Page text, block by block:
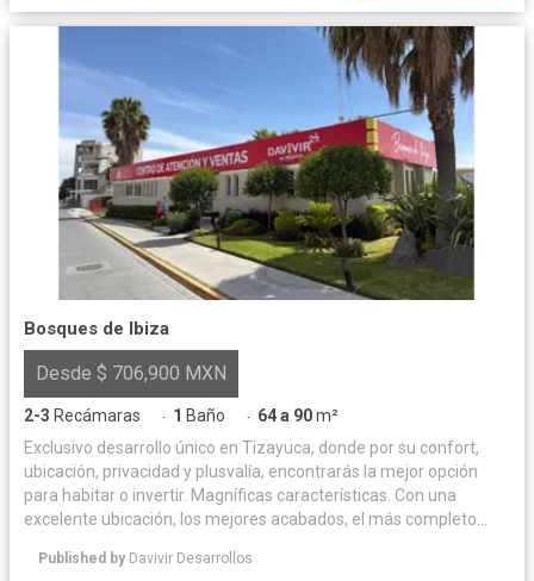
Bosques de Ibiza
Desde $ 706,900 MXN
2-3 Recámaras · 1 Baño · 64 a 90m²
Exclusivo desarrollo único en Tizayuca, donde por su confort,
ubicación, privacidad y plusvalía, encontrarás la mejor opción
para habitar o invertir. Magníficas características. Con una
excelente ubicación, los mejores acabados, el más completo
está diseñado para cubrir todas tus necesidades. La mejor
Published by Davivir Desarrollos